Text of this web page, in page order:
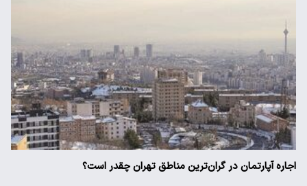
اجاره آپارتمان در گران‌ترین مناطق تهران چقدر است؟